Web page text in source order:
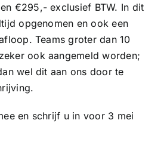
€295,- exclusief BTW. In dit
opgenomen en ook een
Teams groter dan 10
ook aangemeld worden;
wel dit aan ons door te
en schrijf u in voor 3 mei